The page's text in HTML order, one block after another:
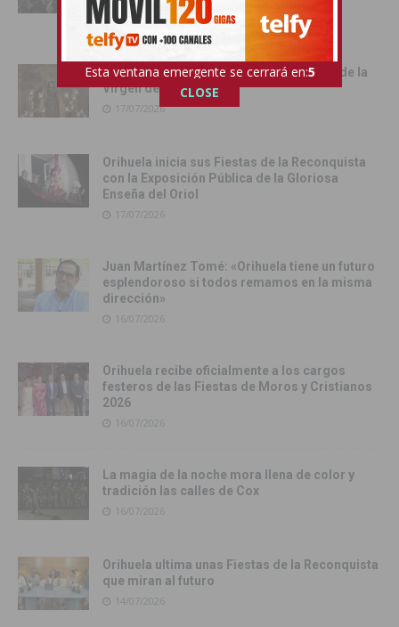
18/07/2026
Cox vive su día grande con la procesión de la
Virgen del Carmen
17/07/2026
Orihuela inicia sus Fiestas de la Reconquista
con la Exposición Pública de la Gloriosa
Enseña del Oriol
17/07/2026
Juan Martínez Tomé: «Orihuela tiene un futuro
esplendoroso si todos remamos en la misma
dirección»
16/07/2026
Orihuela recibe oficialmente a los cargos
festeros de las Fiestas de Moros y Cristianos
2026
16/07/2026
La magia de la noche mora llena de color y
tradición las calles de Cox
16/07/2026
Orihuela ultima unas Fiestas de la Reconquista
que miran al futuro
14/07/2026
Esta ventana emergente se cerrará en:3
CLOSE